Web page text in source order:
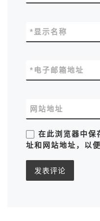
显示名称
*
电子邮箱地址
*
网站地址
在此浏览器中保
址和网站地址，以